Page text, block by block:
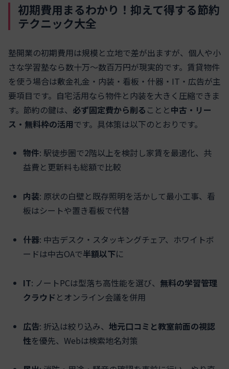
初期費用まるわかり！抑えて得する節約
テクニック大全
塾開業の初期費用は規模と立地で差が出ますが、個人や小
さな学習塾なら数十万〜数百万円が現実的です。賃貸物件
を使う場合は敷金礼金・内装・看板・什器・IT・広告が主
要項目です。自宅活用なら物件と内装を大きく圧縮できま
す。節約の鍵は、 必ず固定費から削る ことと中古・リー
ス・無料枠の活用です。具体策は以下のとおりです。
物件: 駅徒歩圏で2階以上を検討し家賃を最適化、共
益費と更新料も総額で比較
内装: 原状の白壁と既存照明を活かして最小工事、看
板はシートや置き看板で代替
什器: 中古デスク・スタッキングチェア、ホワイトボ
ードは中古OAで半額以下に
IT: ノートPCは型落ち高性能を選び、 無料の学習管理
クラウドとオンライン会議を併用
広告: 折込は絞り込み、地元口コミと教室前面の視認
性を優先、Webは検索地名対策